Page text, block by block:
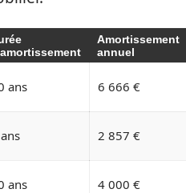
Amortissement
annuel
ans 6 666 €
2 857 €
ans 4 000 €